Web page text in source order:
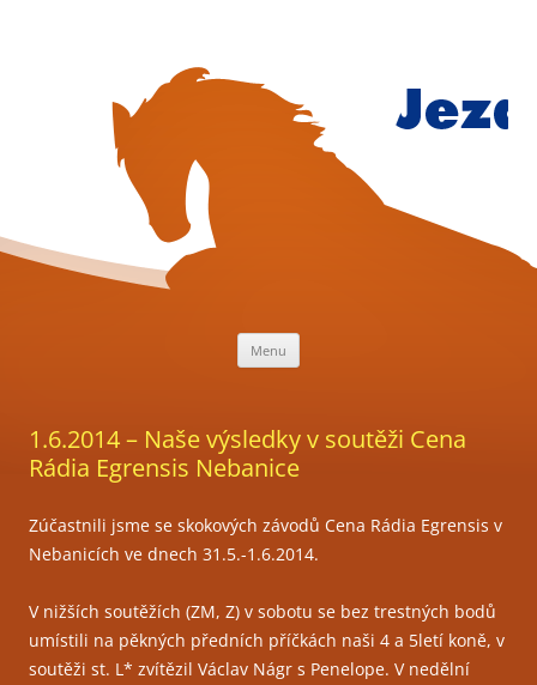
klub
Menu
1.6.2014 – Naše výsledky v soutěži Cena
Rádia Egrensis Nebanice
Zúčastnili jsme se skokových závodů Cena Rádia Egrensis v
Nebanicích ve dnech 31.5.-1.6.2014.
V nižších soutěžích (ZM, Z) v sobotu se bez trestných bodů
umístili na pěkných předních příčkách naši 4 a 5letí koně, v
soutěži st. L* zvítězil Václav Nágr s Penelope. V nedělní